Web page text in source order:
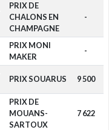
PRIX DE
CHALONS EN
CHAMPAGNE
-
PRIX MONI
MAKER
-
PRIX SOUARUS 9 500
PRIX DE
MOUANS-
SARTOUX
7 622